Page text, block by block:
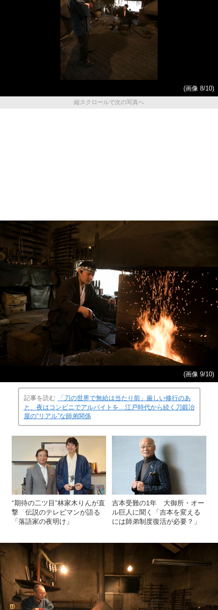
(画像 8/10)
縦スクロールで次の写真へ
(画像 9/10)
記事を読む
「刀の世界で無給は当たり前」厳しい修行のあ
と、夜はコンビニでアルバイトを…江戸時代から続く刀鍛冶
屋の“リアル”な師弟関係
“期待の二ツ目”林家木りんが直
撃 伝説のテレビマンが語る
「落語家の夜明け」
吉本受難の1年 大御所・オー
ル巨人に聞く「吉本を変える
には師弟制度復活が必要？」